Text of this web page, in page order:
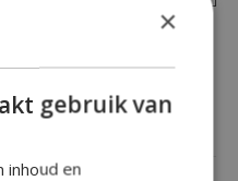
×
gebruik van
inhoud en